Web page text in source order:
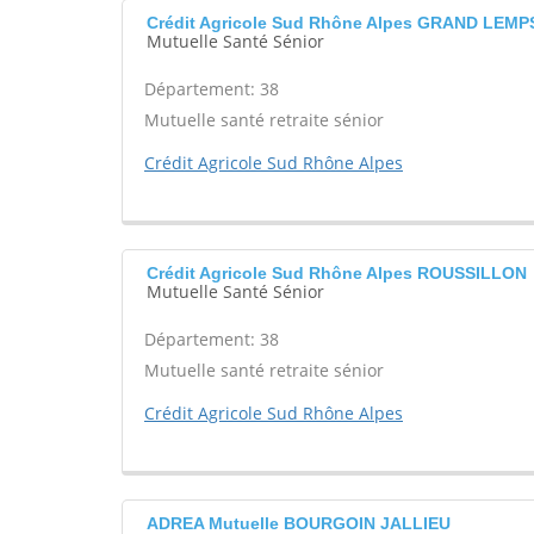
Crédit Agricole Sud Rhône Alpes GRAND
Mutuelle Santé Sénior
Département: 38
Mutuelle santé retraite sénior
Crédit Agricole Sud Rhône Alpes
Crédit Agricole Sud Rhône Alpes ROUSSILLON
Mutuelle Santé Sénior
Département: 38
Mutuelle santé retraite sénior
Crédit Agricole Sud Rhône Alpes
ADREA Mutuelle BOURGOIN JALLIEU